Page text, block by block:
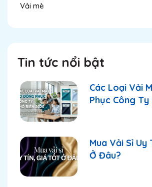
Vải mè
Tin tức nổi bật
Các Loại Vải
Phục Công Ty
Mua Vải Sỉ Uy
Ở Đâu?